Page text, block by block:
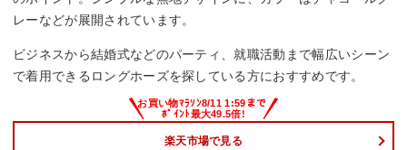
レーなどが展開されています。
ビジネスから結婚式などのパーティ、就職活動まで幅広いシーン
で着用できるロングホーズを探している方におすすめです。
楽天市場で見る